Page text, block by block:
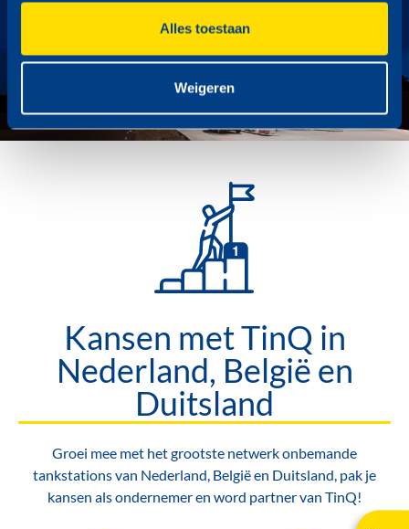
Alles toestaan
Weigeren
Kansen met TinQ in
Nederland, België en
Duitsland
Groei mee met het grootste netwerk onbemande
tankstations van Nederland, België en Duitsland, pak je
kansen als ondernemer en word partner van TinQ!